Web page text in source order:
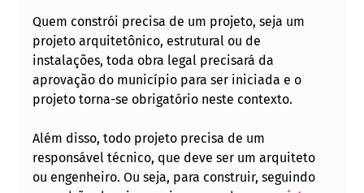
Quem constrói precisa de um projeto, seja um
projeto arquitetônico, estrutural ou de
instalações, toda obra legal precisará da
aprovação do município para ser iniciada e o
projeto torna-se obrigatório neste contexto.
Além disso, todo projeto precisa de um
responsável técnico, que deve ser um arquiteto
ou engenheiro. Ou seja, para construir, seguindo